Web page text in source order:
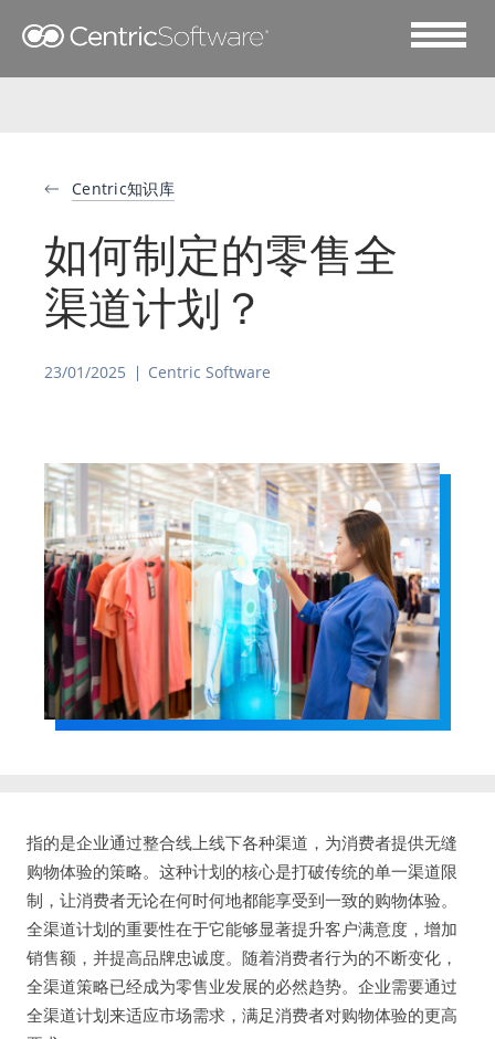
Centric知识库
如何制定的零售全
渠道计划？
23/01/2025 Centric Software
指的是企业通过整合线上线下各种渠道，为消费者提供无缝
购物体验的策略。这种计划的核心是打破传统的单一渠道限
制，让消费者无论在何时何地都能享受到一致的购物体验。
全渠道计划的重要性在于它能够显著提升客户满意度，增加
销售额，并提高品牌忠诚度。随着消费者行为的不断变化，
全渠道策略已经成为零售业发展的必然趋势。企业需要通过
全渠道计划来适应市场需求，满足消费者对购物体验的更高